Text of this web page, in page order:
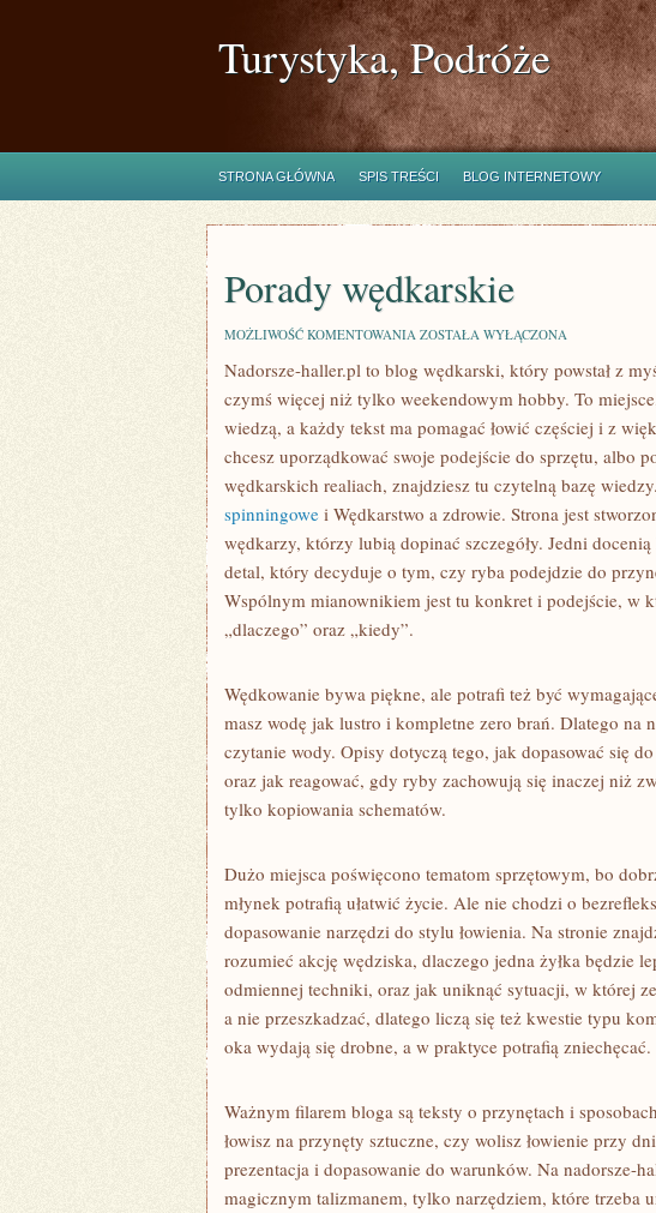
Turystyka, Podróże
STRONA GŁÓWNA SPIS TREŚCI BLOG INTERNETOWY
Porady wędkarskie
MOŻLIWOŚĆ KOMENTOWANIA PORADY
ZOSTAŁA WYŁĄCZONA
Nadorsze-haller.pl to blog wędkarski, który powstał z
czymś więcej niż tylko weekendowym hobby. To
wiedzą, a każdy tekst ma pomagać łowić częściej i z
chcesz uporządkować swoje podejście do sprzętu, albo
wędkarskich realiach, znajdziesz tu czytelną bazę
spinningowe i Wędkarstwo a zdrowie. Strona jest
wędkarzy, którzy lubią dopinać szczegóły. Jedni
detal, który decyduje o tym, czy ryba podejdzie do
Wspólnym mianownikiem jest tu konkret i podejście, w
„dlaczego” oraz „kiedy”.
Wędkowanie bywa piękne, ale potrafi też być
masz wodę jak lustro i kompletne zero brań. Dlatego na
czytanie wody. Opisy dotyczą tego, jak dopasować się
oraz jak reagować, gdy ryby zachowują się inaczej niż
tylko kopiowania schematów.
Dużo miejsca poświęcono tematom sprzętowym, bo
młynek potrafią ułatwić życie. Ale nie chodzi o
dopasowanie narzędzi do stylu łowienia. Na stronie
rozumieć akcję wędziska, dlaczego jedna żyłka będzie
odmiennej techniki, oraz jak uniknąć sytuacji, w której
a nie przeszkadzać, dlatego liczą się też kwestie typu
oka wydają się drobne, a w praktyce potrafią zniechęcać.
Ważnym filarem bloga są teksty o przynętach i
łowisz na przynęty sztuczne, czy wolisz łowienie przy
prezentacja i dopasowanie do warunków. Na nadorsze-
magicznym talizmanem, tylko narzędziem, które trzeba